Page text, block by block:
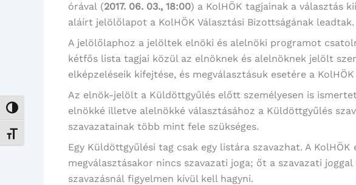
Nagy kontraszt váltása
Betűméret váltása
órával (2017. 06. 03., 18:00) a KolHÖK tagjainak a választás
aláírt jelölőlapot a KolHÖK Választási Bizottságának leadtak.
A jelölőlaphoz a jelöltek elnöki és alelnöki programot
kétfős lista tagjai közül az elnöknek és alelnöknek jelölt
elképzeléseik kifejtése, és megválasztásuk esetére a
Az elnök-jelölt a Küldöttgyűlés előtt személyesen is
elnökké illetve alelnökké választásához a Küldöttgyűlés
szavazatainak több mint fele szükséges.
Egy Küldöttgyűlési tag csak egy listára szavazhat. A
megválasztásakor nincs szavazati joga; őt a szavazati
szavazásnál figyelmen kívül kell hagyni.